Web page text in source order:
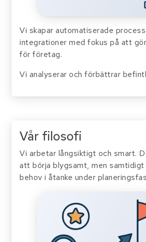
Vi skapar automatiserade
integrationer med fokus på att
för företag.
Vi analyserar och förbättrar
Vår filosofi
Vi arbetar långsiktigt och smart.
att börja blygsamt, men samtidigt
behov i åtanke under